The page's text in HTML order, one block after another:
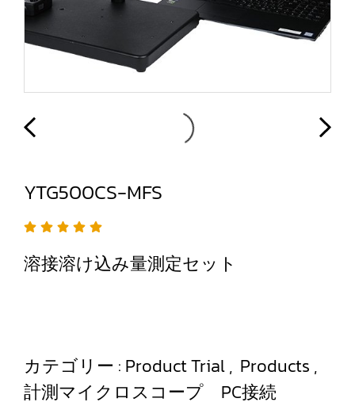
YTG500CS-MFS
溶接溶け込み量測定セット
カテゴリー : Product Trial, Products ,
計測マイクロスコープ PC接続